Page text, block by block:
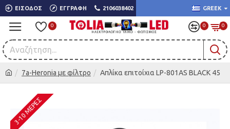
ΕΊΣΟΔΟΣ ΕΓΓΡΑΦΉ 2106038402 GREEK
0 0 0
7a-Heronia με φίλτρο Απλίκα επιτοίχια LP-801AS BLACK 45
3-10 ΜΈΡΕΣ